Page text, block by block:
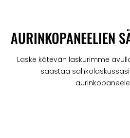
AURINKOPANEELIEN
Laske kätevän laskurimme
säästää